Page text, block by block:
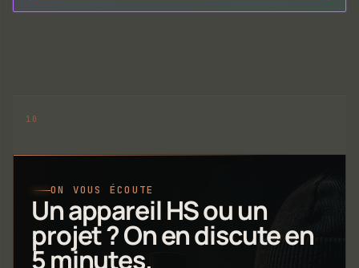
ON VOUS ÉCOUTE
Un appareil HS ou un
projet ? On en discute en
5 minutes.